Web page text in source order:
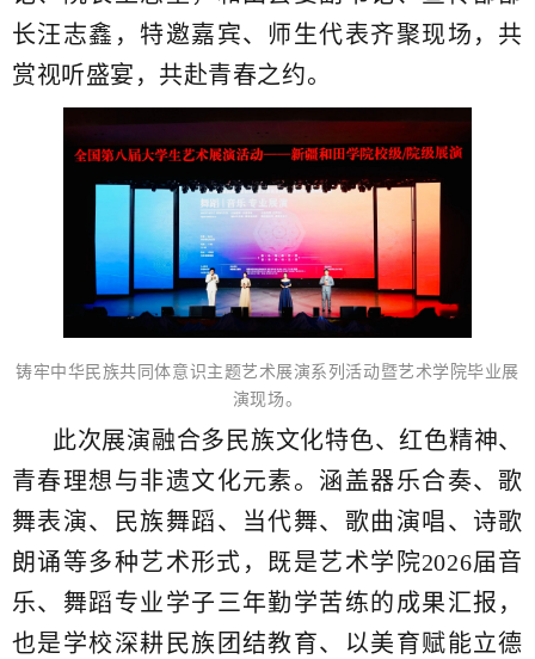
长汪志鑫，特邀嘉宾、师生代表齐聚现场，共
赏视听盛宴，共赴青春之约。
铸牢中华民族共同体意识主题艺术展演系列活动暨艺术学院毕业展
演现场。
此次展演融合多民族文化特色、红色精神、
青春理想与非遗文化元素。涵盖器乐合奏、歌
舞表演、民族舞蹈、当代舞、歌曲演唱、诗歌
朗诵等多种艺术形式，既是艺术学院2026届音
乐、舞蹈专业学子三年勤学苦练的成果汇报，
也是学校深耕民族团结教育、以美育赋能立德